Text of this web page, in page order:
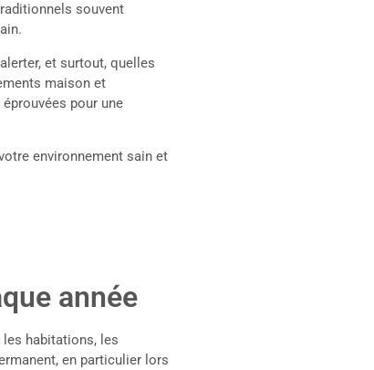
souvent
et surtout, quelles
maison et
pour une
environnement sain et
année
habitations, les
en particulier lors